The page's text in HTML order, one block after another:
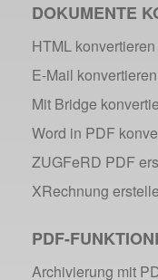
webPDF als
webPDF @ Top
Fachkonferenz
DOKUMENTE
HTML konvertieren
E-Mail konvertieren
Mit Bridge
Word in PDF
ZUGFeRD PDF
XRechnung
PDF-
Archivierung mit